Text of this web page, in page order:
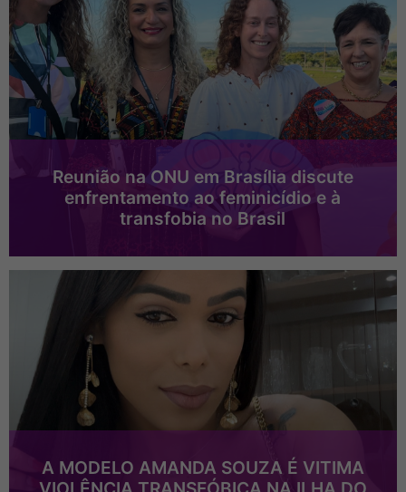
Reunião na ONU em Brasília discute
enfrentamento ao feminicídio e à
transfobia no Brasil
A MODELO AMANDA SOUZA É VITIMA